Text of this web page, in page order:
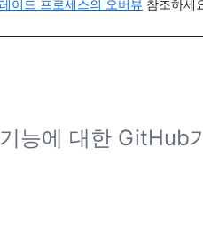
이드 프로세스의 오버뷰 참조하세
능에 대한 GitHub